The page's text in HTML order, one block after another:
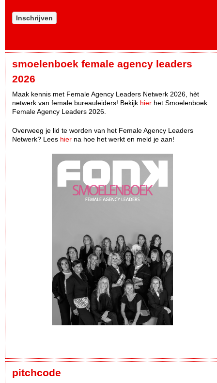
Inschrijven
smoelenboek female agency leaders
2026
Maak kennis met Female Agency Leaders Netwerk 2026, hèt
netwerk van female bureauleiders! Bekijk hier het Smoelenboek
Female Agency Leaders 2026.
Overweeg je lid te worden van het Female Agency Leaders
Netwerk? Lees hier na hoe het werkt en meld je aan!
pitchcode